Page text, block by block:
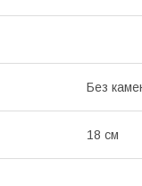
Без
18 см